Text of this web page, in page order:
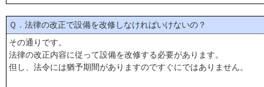
Ｑ．法律の改正で設備を改修しなければいけないの？
その通りです。
法律の改正内容に従って設備を改修する必要があります。
但し、法令には猶予期間がありますのですぐにではありません。